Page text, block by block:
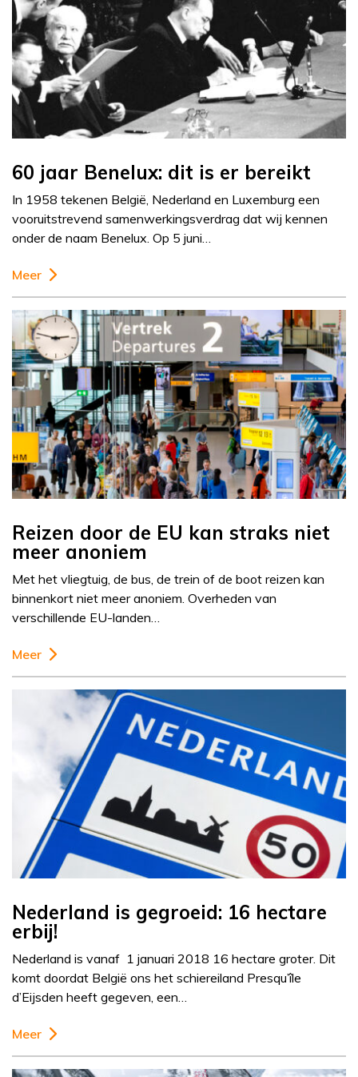
60 jaar Benelux: dit is er bereikt
In 1958 tekenen België, Nederland en Luxemburg een
vooruitstrevend samenwerkingsverdrag dat wij kennen
onder de naam Benelux. Op 5 juni…
Meer
Reizen door de EU kan straks niet
meer anoniem
Met het vliegtuig, de bus, de trein of de boot reizen kan
binnenkort niet meer anoniem. Overheden van
verschillende EU-landen…
Meer
Nederland is gegroeid: 16 hectare
erbij!
Nederland is vanaf 1 januari 2018 16 hectare groter. Dit
komt doordat België ons het schiereiland Presqu’île
d’Eijsden heeft gegeven, een…
Meer